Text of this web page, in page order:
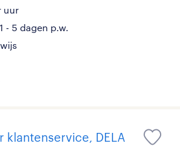
uur
- 5 dagen p.w.
klantenservice, DELA